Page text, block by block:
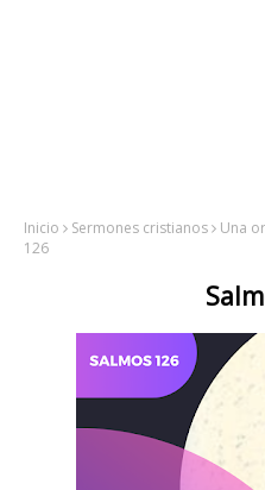
Inicio Sermones cristianos
Una
126